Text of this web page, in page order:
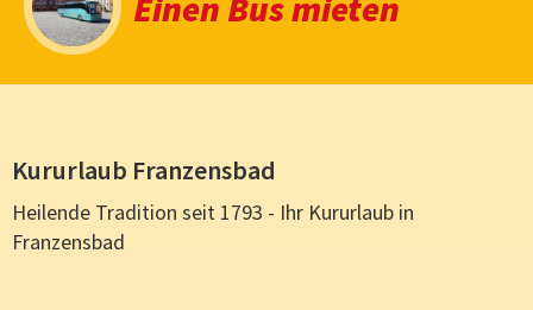
Kururlaub Franzensbad
Heilende Tradition seit 1793 - Ihr Kururlaub in
Franzensbad